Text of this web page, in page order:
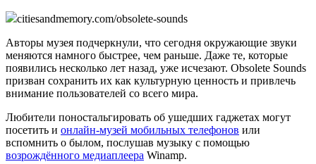
citiesandmemory.com/obsolete-sounds
Авторы музея подчеркнули, что сегодня окружающие звуки
меняются намного быстрее, чем раньше. Даже те, которые
появились несколько лет назад, уже исчезают. Obsolete Sounds
призван сохранить их как культурную ценность и привлечь
внимание пользователей со всего мира.
Любители поностальгировать об ушедших гаджетах могут
посетить и онлайн-музей мобильных телефонов или
вспомнить о былом, послушав музыку с помощью
возрождённого медиаплеера Winamp.